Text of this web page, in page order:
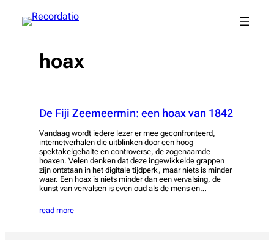
naar
hoax
De Fiji Zeemeermin: een hoax van 1842
Vandaag wordt iedere lezer er mee geconfronteerd,
internetverhalen die uitblinken door een hoog
spektakelgehalte en controverse, de zogenaamde
hoaxen. Velen denken dat deze ingewikkelde grappen
zijn ontstaan in het digitale tijdperk, maar niets is minder
waar. Een hoax is niets minder dan een vervalsing, de
kunst van vervalsen is even oud als de mens en…
read more